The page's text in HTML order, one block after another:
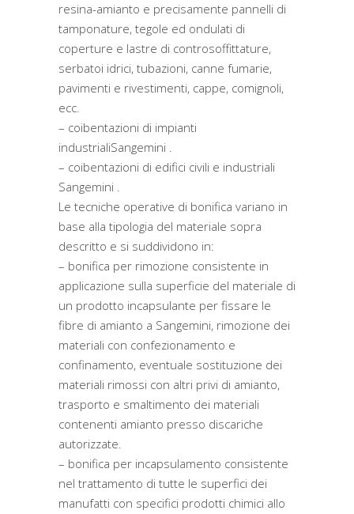
resina-amianto e precisamente pannelli di
tamponature, tegole ed ondulati di
coperture e lastre di controsoffittature,
serbatoi idrici, tubazioni, canne fumarie,
pavimenti e rivestimenti, cappe, comignoli,
ecc.
– coibentazioni di impianti
industrialiSangemini .
– coibentazioni di edifici civili e industriali
Sangemini .
Le tecniche operative di bonifica variano in
base alla tipologia del materiale sopra
descritto e si suddividono in:
– bonifica per rimozione consistente in
applicazione sulla superficie del materiale di
un prodotto incapsulante per fissare le
fibre di amianto a Sangemini, rimozione dei
materiali con confezionamento e
confinamento, eventuale sostituzione dei
materiali rimossi con altri privi di amianto,
trasporto e smaltimento dei materiali
contenenti amianto presso discariche
autorizzate.
– bonifica per incapsulamento consistente
nel trattamento di tutte le superfici dei
manufatti con specifici prodotti chimici allo